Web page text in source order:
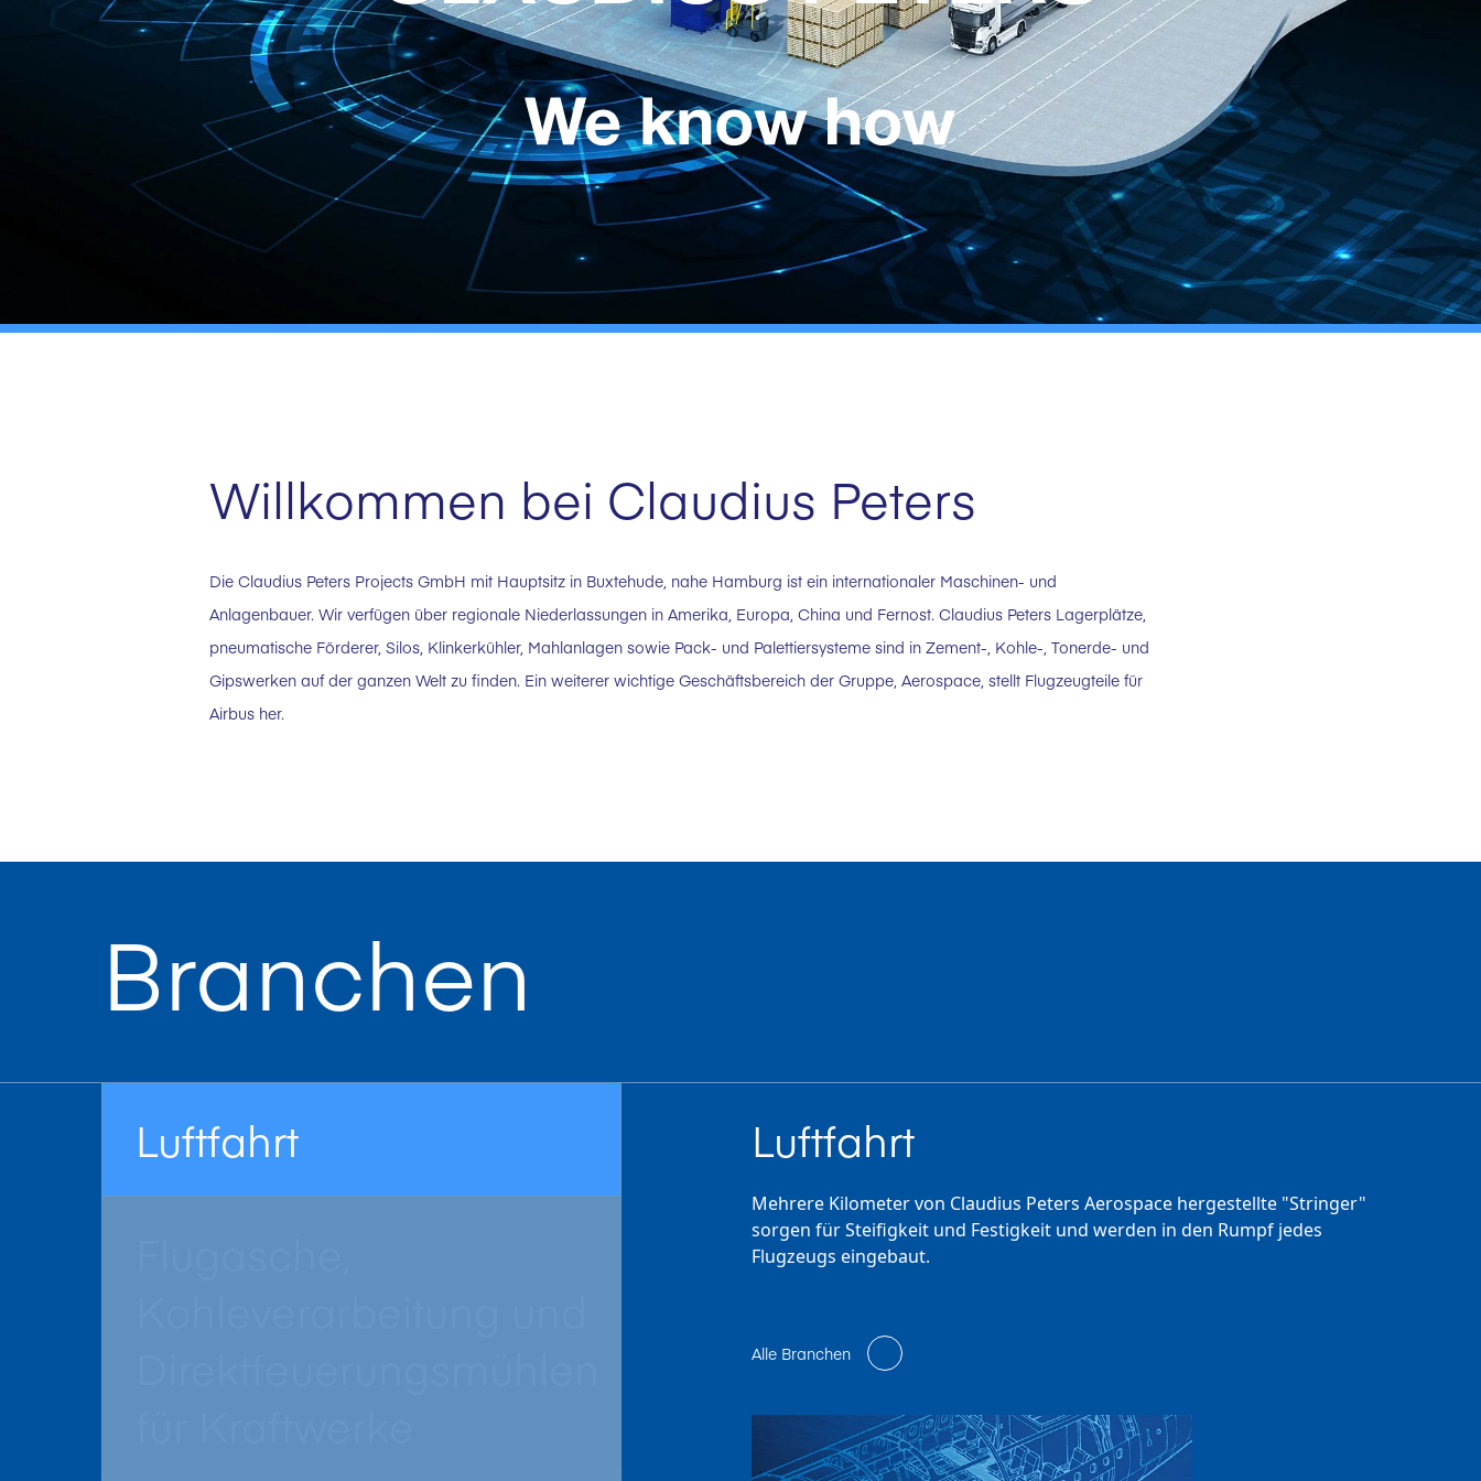
Willkommen bei Claudius Peters
Die Claudius Peters Projects GmbH mit Hauptsitz in Buxtehude, nahe Hamburg ist ein internationaler Maschinen- und
Anlagenbauer. Wir verfügen über regionale Niederlassungen in Amerika, Europa, China und Fernost. Claudius Peters Lagerplätze,
pneumatische Förderer, Silos, Klinkerkühler, Mahlanlagen sowie Pack- und Palettiersysteme sind in Zement-, Kohle-, Tonerde- und
Gipswerken auf der ganzen Welt zu finden. Ein weiterer wichtige Geschäftsbereich der Gruppe, Aerospace, stellt Flugzeugteile für
Airbus her.
Branchen
Luftfahrt
Luftfahrt
Mehrere Kilometer von Claudius Peters Aerospace hergestellte "Stringer"
sorgen für Steifigkeit und Festigkeit und werden in den Rumpf jedes
Flugzeugs eingebaut.
Alle Branchen